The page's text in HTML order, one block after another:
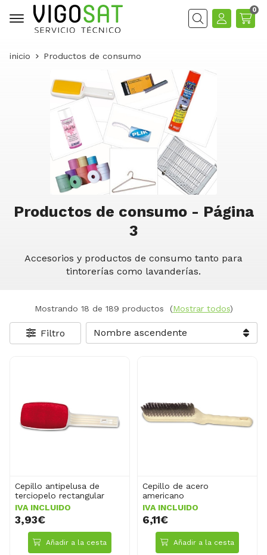
Buscar
0
inicio Productos de consumo
Productos de consumo - Página
3
Accesorios y productos de consumo tanto para
tintorerías como lavanderías.
Mostrando 18 de 189 productos (Mostrar todos)
Filtro
Cepillo antipelusa de
terciopelo rectangular
IVA INCLUIDO
3,93€
Añadir a la cesta
Cepillo de acero
americano
IVA INCLUIDO
6,11€
Añadir a la cesta